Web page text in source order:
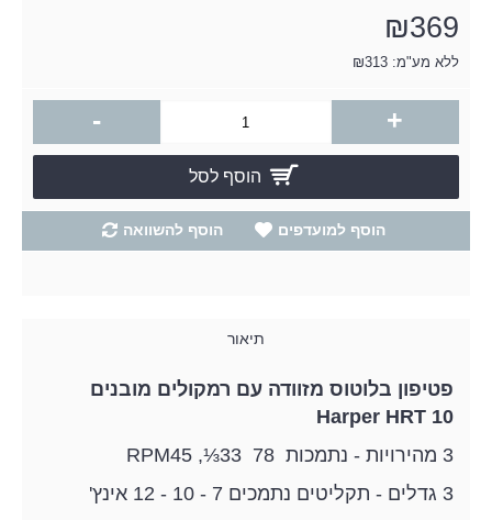
₪369
ללא מע"מ: ₪313
- +
הוסף לסל
הוסף למועדפים הוסף להשוואה
תיאור
פטיפון בלוטוס מזוודה עם רמקולים מובנים
Harper HRT 10
3 מהירויות - נתמכות 78 RPM45 ,⅓33
3 גדלים - תקליטים נתמכים 7 - 10 - 12 אינץ'